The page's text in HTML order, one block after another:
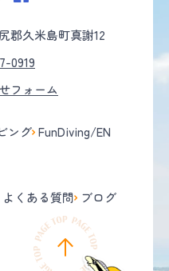
郡久米島町真謝12
0919
フォーム
ング FunDiving/EN
よくある質問 ブログ